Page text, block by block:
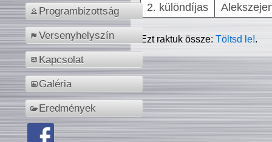
Programbizottság
Versenyhelyszín
Kapcsolat
Galéria
Eredmények
2. különdíjas
Ezt raktuk össze:Töltsd le!.